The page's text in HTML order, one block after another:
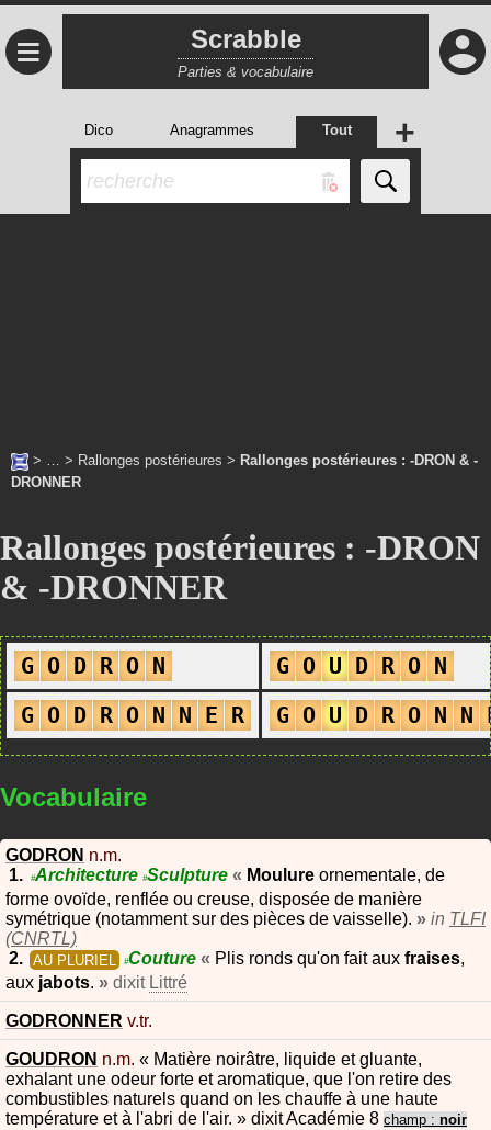
≡ Scrabble
Parties & vocabulaire
Dico Anagrammes Tout +
> … > Rallonges postérieures > Rallonges postérieures : -DRON & -
DRONNER
Rallonges postérieures : -DRON
& -DRONNER
G O D R O N G O U D R O N
G O D R O N N E R G O U D R O N N
Vocabulaire
GODRON n.m.
#Architecture #Sculpture « Moulure ornementale, de
forme ovoïde, renflée ou creuse, disposée de manière
symétrique (notamment sur des pièces de vaisselle). » in TLFI
(CNRTL)
AU PLURIEL #Couture « Plis ronds qu'on fait aux fraises,
aux jabots. » dixit Littré
GODRONNER v.tr.
GOUDRON n.m. « Matière noirâtre, liquide et gluante,
exhalant une odeur forte et aromatique, que l'on retire des
combustibles naturels quand on les chauffe à une haute
température et à l'abri de l'air. » dixitAcadémie 8 champ : noir